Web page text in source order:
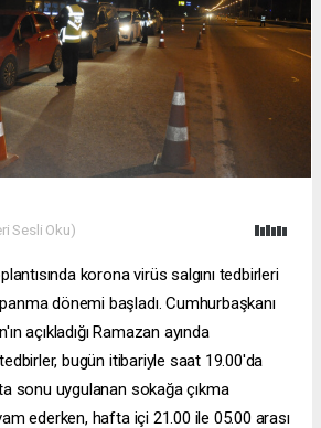
Sesli Oku)
korona virüs salgını tedbirleri
dönemi başladı. Cumhurbaşkanı
açıkladığı Ramazan ayında
bugün itibariyle saat 19.00'da
sonu uygulanan sokağa çıkma
ederken, hafta içi 21.00 ile 05.00 arası